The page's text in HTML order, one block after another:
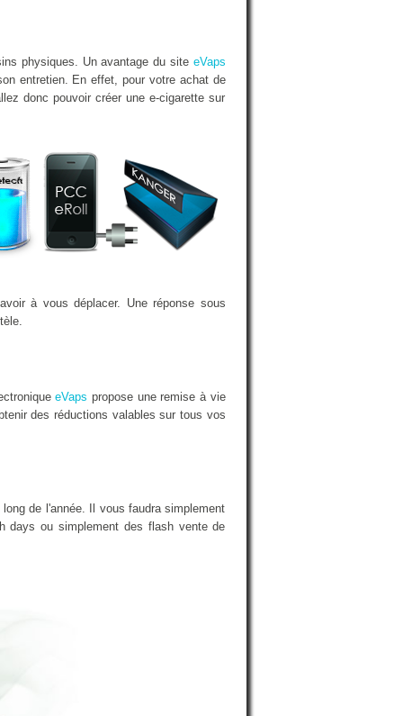
physiques. Un avantage du site eVaps
entretien. En effet, pour votre achat de
donc pouvoir créer une e-cigarette sur
à vous déplacer. Une réponse sous
eVaps propose une remise à vie
des réductions valables sur tous vos
de l'année. Il vous faudra simplement
days ou simplement des flash vente de